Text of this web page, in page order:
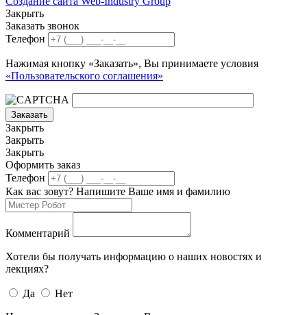
Закрыть
Заказать звонок
Телефон
Нажимая кнопку «Заказать», Вы принимаете условия
«Пользовательского соглашения»
Заказать
Закрыть
Закрыть
Закрыть
Оформить заказ
Телефон
Как вас зовут? Напишите Ваше имя и фамилию
Комментарий
Хотели бы получать информацию о наших новостях и
лекциях?
Да
Нет